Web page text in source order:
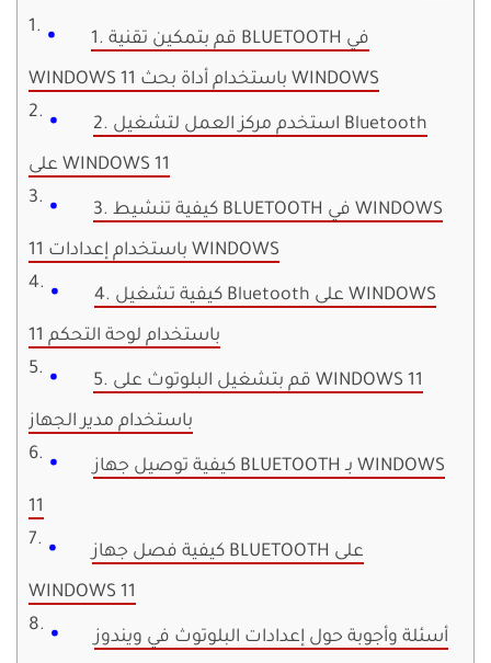
1. قم بتمكين تقنية BLUETOOTH في
WINDOWS 11 باستخدام أداة بحث WINDOWS
2. استخدم مركز العمل لتشغيل Bluetooth
على WINDOWS 11
3. كيفية تنشيط BLUETOOTH في WINDOWS
11 باستخدام إعدادات WINDOWS
4. كيفية تشغيل Bluetooth على WINDOWS
11 باستخدام لوحة التحكم
5. قم بتشغيل البلوتوث على WINDOWS 11
باستخدام مدير الجهاز
كيفية توصيل جهاز BLUETOOTH بـ WINDOWS
11
كيفية فصل جهاز BLUETOOTH على
WINDOWS 11
أسئلة وأجوبة حول إعدادات البلوتوث في ويندوز